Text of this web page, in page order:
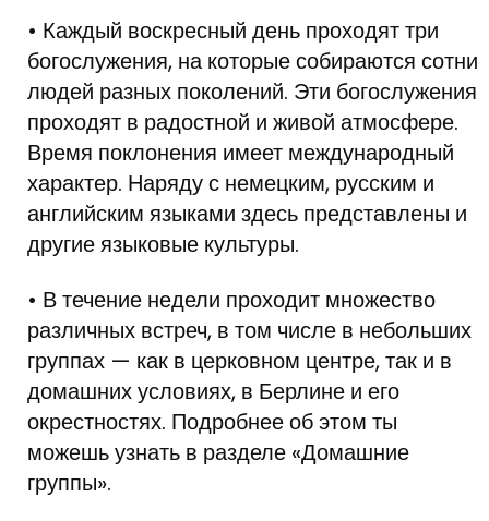
• Каждый воскресный день проходят три
богослужения, на которые собираются сотни
людей разных поколений. Эти богослужения
проходят в радостной и живой атмосфере.
Время поклонения имеет международный
характер. Наряду с немецким, русским и
английским языками здесь представлены и
другие языковые культуры.
• В течение недели проходит множество
различных встреч, в том числе в небольших
группах — как в церковном центре, так и в
домашних условиях, в Берлине и его
окрестностях. Подробнее об этом ты
можешь узнать в разделе «Домашние
группы».